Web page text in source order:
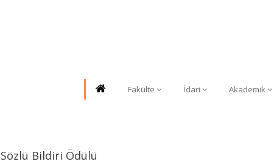
Fakülte İdari Akademik
Sözlü Bildiri Ödülü